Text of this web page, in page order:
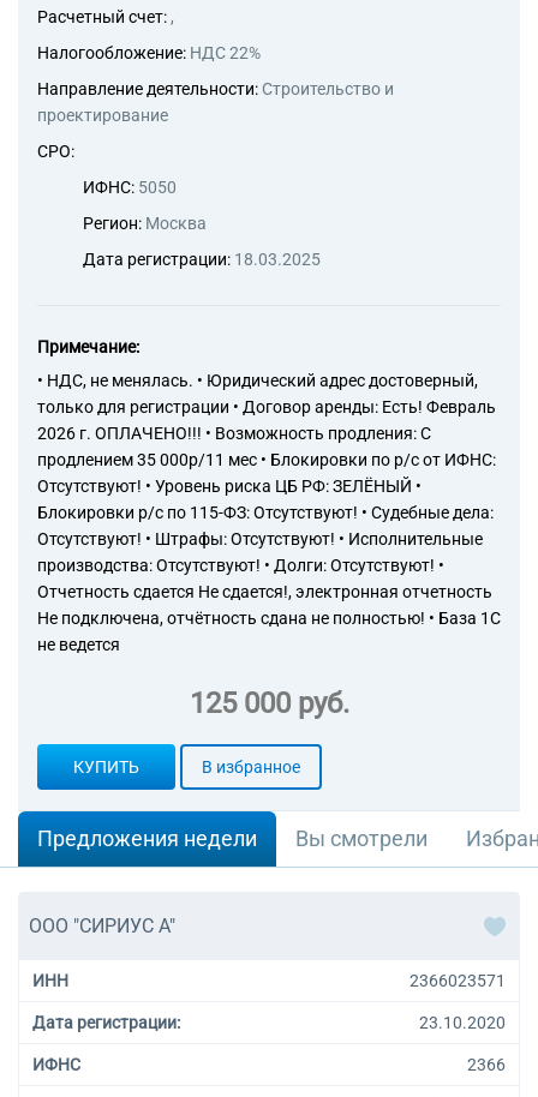
Расчетный счет: ,
Налогообложение: НДС 22%
Направление деятельности: Строительство и
проектирование
СРО:
ИФНС: 5050
Регион: Москва
Дата регистрации: 18.03.2025
Примечание:
• НДС, не менялась. • Юридический адрес достоверный,
только для регистрации • Договор аренды: Есть! Февраль
2026 г. ОПЛАЧЕНО!!! • Возможность продления: С
продлением 35 000р/11 мес • Блокировки по р/с от ИФНС:
Отсутствуют! • Уровень риска ЦБ РФ: ЗЕЛЁНЫЙ •
Блокировки р/с по 115-ФЗ: Отсутствуют! • Судебные дела:
Отсутствуют! • Штрафы: Отсутствуют! • Исполнительные
производства: Отсутствуют! • Долги: Отсутствуют! •
Отчетность сдается Не сдается!, электронная отчетность
Не подключена, отчётность сдана не полностью! • База 1С
не ведется
125 000 руб.
КУПИТЬ В избранное
Предложения недели Вы смотрели
ООО "СИРИУС А"
ИНН 2366023571
Дата регистрации: 23.10.2020
ИФНС 2366